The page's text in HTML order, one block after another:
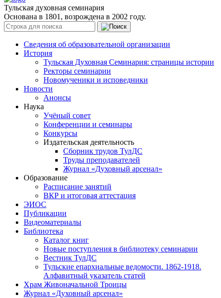
Тульская духовная семинария
Основана в 1801, возрождена в 2002 году.
Сведения об образовательной организации
История
Тульская Духовная Семинария: страницы истории
Ректоры семинарии
Новомученики и исповедники
Новости
Анонсы
Наука
Учёный совет
Конференции и семинары
Конкурсы
Издательская деятельность
Сборник трудов ТулДС
Труды преподавателей
Журнал «Духовный арсенал»
Образование
Расписание занятий
ВКР и итоговая аттестация
ЭИОС
Публикации
Видеоматериалы
Библиотека
Каталог книг
Новые поступления в библиотеку семинарии
Вестник ТулДС
Тульские епархиальные ведомости. 1862-1918.
Алфавитный указатель статей
Храм Живоначальной Троицы
Журнал «Духовный арсенал»